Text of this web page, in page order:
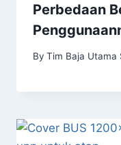
Perbedaan
By Tim Baja Utama